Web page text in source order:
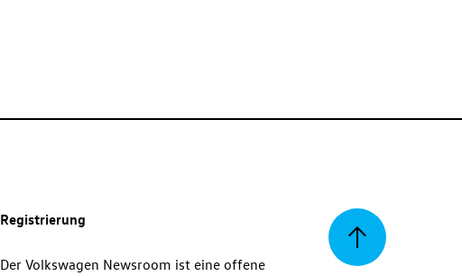
Zurück
Registrierung
Der Volkswagen Newsroom ist eine offene